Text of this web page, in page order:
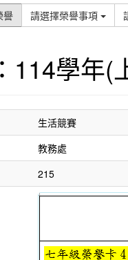
譽 請選擇榮譽事項
114學年(
生活競賽
教務處
215